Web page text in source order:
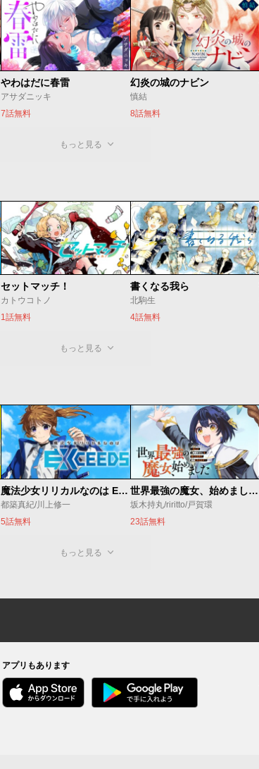
やわはだに春雷
アサダニッキ
7話無料
幻炎の城のナビン
慎結
8話無料
もっと見る
セットマッチ！
カトウコトノ
1話無料
書くなる我ら
北駒生
4話無料
もっと見る
魔法少女リリカルなのは EXCEEDS
都築真紀/川上修一
5話無料
世界最強の魔女、始めました ～私だけ『攻略サイト』を見れる世界で自由に生きます～
坂木持丸/riritto/戸賀環
23話無料
もっと見る
アプリもあります